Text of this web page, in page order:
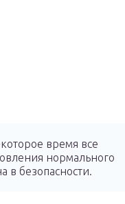
время все
нормального
в безопасности.